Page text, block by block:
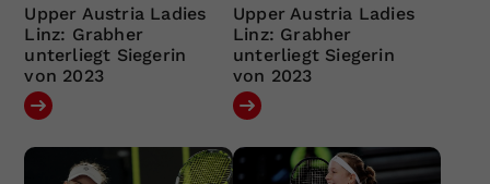
Upper Austria Ladies
Linz: Grabher
unterliegt Siegerin
von 2023
Upper Austria Ladies
Linz: Grabher
unterliegt Siegerin
von 2023